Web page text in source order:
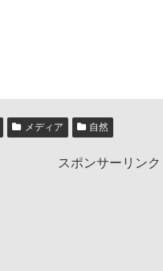
メディア 自然
スポンサーリンク